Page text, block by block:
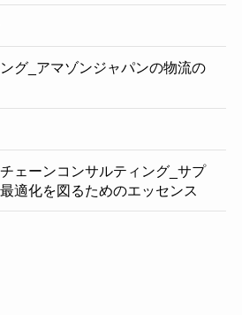
グ_アマゾンジャパンの物流の
ェーンコンサルティング_サプ
適化を図るためのエッセンス